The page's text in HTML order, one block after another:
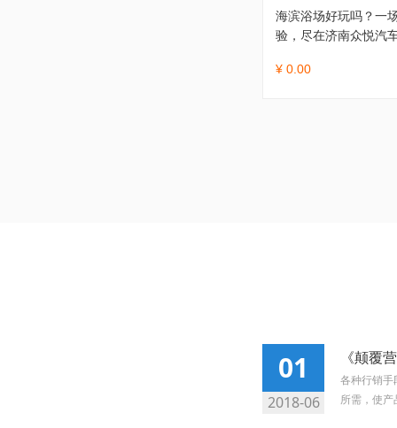
海滨浴场好玩吗？一
验，尽在济南众悦汽
¥ 0.00
01
2018-06
《颠覆
各种行销手
所需，使